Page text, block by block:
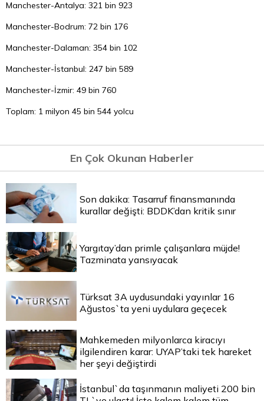
Manchester-Antalya: 321 bin 923
Manchester-Bodrum: 72 bin 176
Manchester-Dalaman: 354 bin 102
Manchester-İstanbul: 247 bin 589
Manchester-İzmir: 49 bin 760
Toplam: 1 milyon 45 bin 544 yolcu
En Çok Okunan Haberler
Son dakika: Tasarruf finansmanında
kurallar değişti: BDDK’dan kritik sınır
Yargıtay’dan primle çalışanlara müjde!
Tazminata yansıyacak
Türksat 3A uydusundaki yayınlar 16
Ağustos`ta yeni uydulara geçecek
Mahkemeden milyonlarca kiracıyı
ilgilendiren karar: UYAP’taki tek hareket
her şeyi değiştirdi
İstanbul`da taşınmanın maliyeti 200 bin